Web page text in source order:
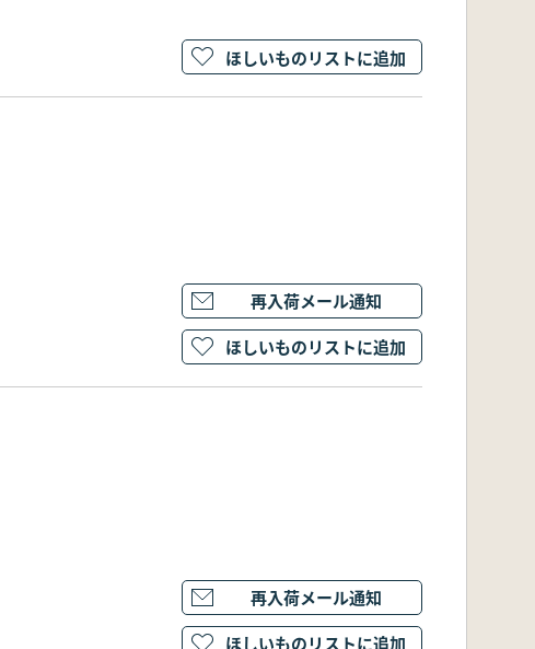
ほしいものリストに追加
再入荷メール通知
ほしいものリストに追加
再入荷メール通知
ほしいものリストに追加